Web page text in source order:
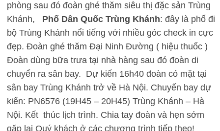
phòng sau đó đoàn ghé thăm siêu thị đặc sản Trùng
Khánh, Phố Dân Quốc Trùng Khánh: đây là phố đi
bộ Trùng Khánh nổi tiếng với nhiều góc check in cực
đẹp. Đoàn ghé thăm Đại Ninh Đường ( hiệu thuốc )
Đoàn dùng bữa trưa tại nhà hàng sau đó đoàn di
chuyển ra sân bay. Dự kiến 16h40 đoàn có mặt tại
sân bay Trùng Khánh trở về Hà Nội. Chuyến bay dự
kiến: PN6576 (19H45 – 20H45) Trùng Khánh – Hà
Nội. Kết thúc lịch trình. Chia tay đoàn và hẹn sớm
gặp lại Quý khách ở các chương trình tiếp theo!